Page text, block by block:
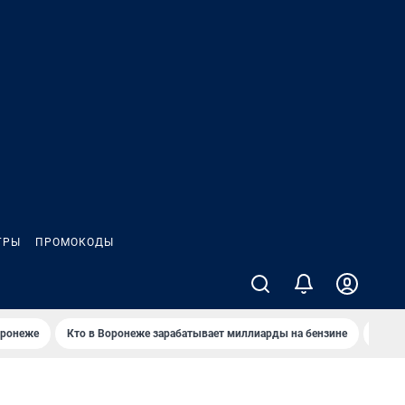
ПРОМОКОДЫ
Кто в Воронеже зарабатывает миллиарды на бензине